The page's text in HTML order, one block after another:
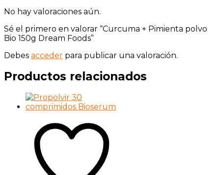
No hay valoraciones aún.
Sé el primero en valorar “Curcuma + Pimienta polvo
Bio 150g Dream Foods”
Debes acceder para publicar una valoración.
Productos relacionados